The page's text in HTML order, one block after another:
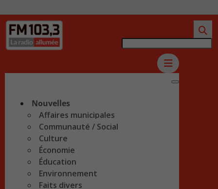
Nouvelles
Affaires municipales
Communauté / Social
Culture
Économie
Éducation
Environnement
Faits divers